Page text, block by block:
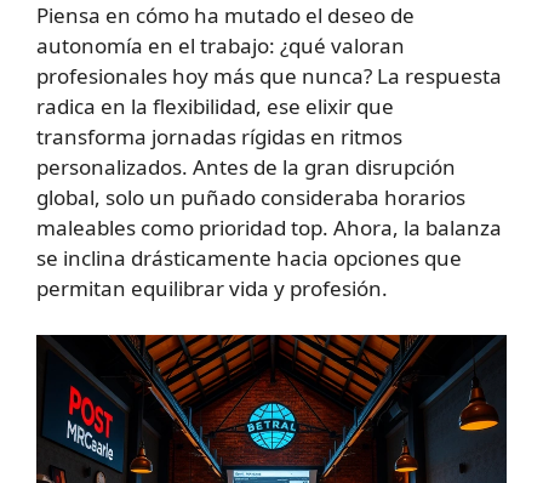
Piensa en cómo ha mutado el deseo de
autonomía en el trabajo: ¿qué valoran
profesionales hoy más que nunca? La respuesta
radica en la flexibilidad, ese elixir que
transforma jornadas rígidas en ritmos
personalizados. Antes de la gran disrupción
global, solo un puñado consideraba horarios
maleables como prioridad top. Ahora, la balanza
se inclina drásticamente hacia opciones que
permitan equilibrar vida y profesión.